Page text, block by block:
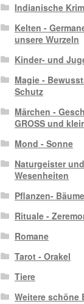
Indianische
Kelten -
unsere Wurzeln
Kinder- und
Magie -
Schutz
Märchen -
GROSS und
Mond - Sonne
Naturgeister
Wesenheiten
Pflanzen-
Rituale -
Romane
Tarot - Orakel
Tiere
Weitere schöne